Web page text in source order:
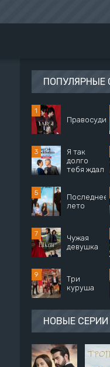
ПОПУЛЯРНЫЕ
Я так
долго
тебя ждал
Последнее
лето
Чужая
девушка
Три
куруша
НОВЫЕ СЕРИИ